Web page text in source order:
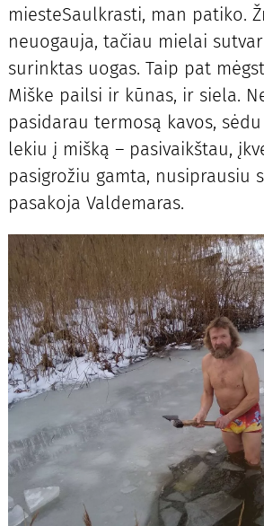
miesteSaulkrasti, man patiko.
neuogauja, tačiau mielai
surinktas uogas. Taip pat
Miške pailsi ir kūnas, ir siela.
pasidarau termosą kavos,
lekiu į mišką – pasivaikštau,
pasigrožiu gamta, nusiprausiu
pasakoja Valdemaras.